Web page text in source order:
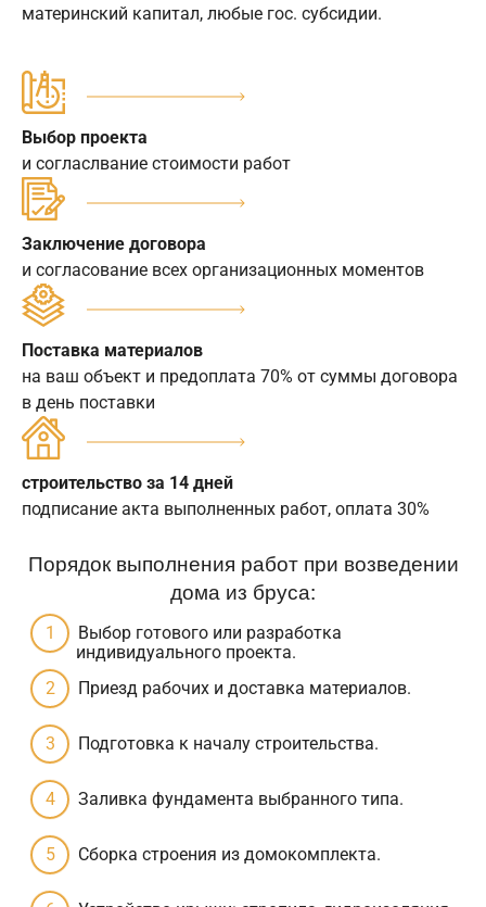
материнский капитал, любые гос. субсидии.
Выбор проекта
и согласлвание стоимости работ
Заключение договора
и согласование всех организационных моментов
Поставка материалов
на ваш объект и предоплата 70% от суммы договора
в день поставки
строительство за 14 дней
подписание акта выполненных работ, оплата 30%
Порядок выполнения работ при возведении
дома из бруса:
Выбор готового или разработка
индивидуального проекта.
Приезд рабочих и доставка материалов.
Подготовка к началу строительства.
Заливка фундамента выбранного типа.
Сборка строения из домокомплекта.